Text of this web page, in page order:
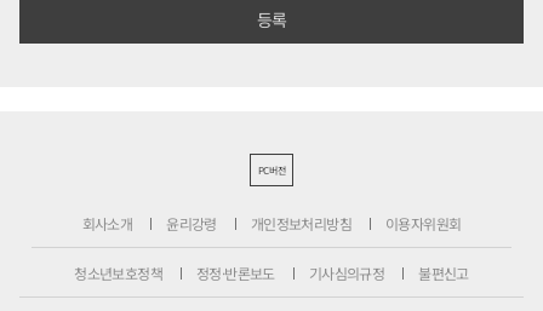
PC버전
회사소개 윤리강령 개인정보처리방침 이용자위원회
청소년보호정책 정정·반론보도 기사심의규정 불편신고